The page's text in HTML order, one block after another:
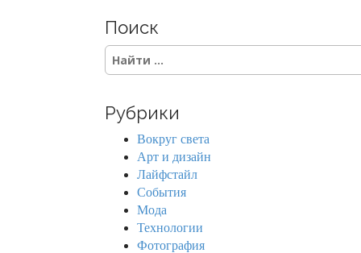
t
s
n
a
Поиск
S
e
c
Рубрики
Вокруг света
Арт и дизайн
Лайфстайл
События
Мода
Технологии
Фотография